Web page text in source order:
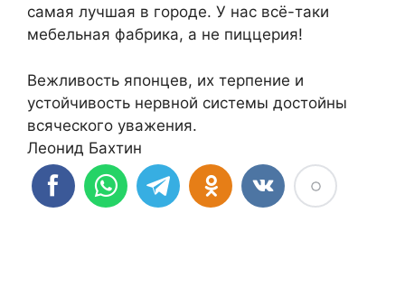
самая лучшая в городе. У нас всё-таки
мебельная фабрика, а не пиццерия!
Вежливость японцев, их терпение и
устойчивость нервной системы достойны
всяческого уважения.
Леонид Бахтин